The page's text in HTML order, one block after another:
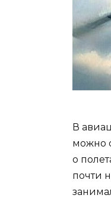
В
можно
о
почти